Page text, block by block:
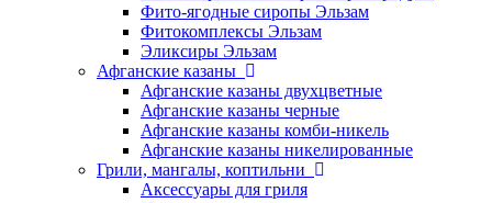
Фито-ягодные сиропы Эльзам
Фитокомплексы Эльзам
Эликсиры Эльзам
Афганские казаны
Афганские казаны двухцветные
Афганские казаны черные
Афганские казаны комби-никель
Афганские казаны никелированные
Грили, мангалы, коптильни
Аксессуары для гриля